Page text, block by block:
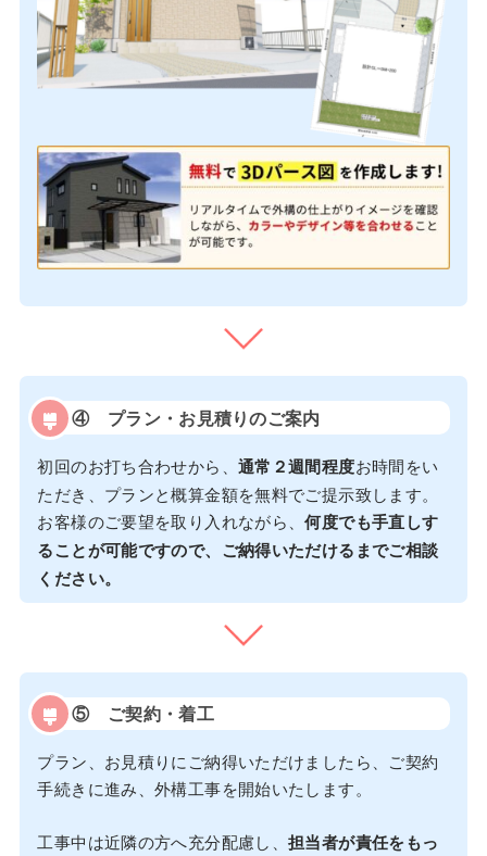
④ プラン・お見積りのご案内
初回のお打ち合わせから、 通常２週間程度お時間をい
ただき、プランと概算金額を無料でご提示致します。
お客様のご要望を取り入れながら、何度でも手直しす
ることが可能ですので、ご納得いただけるまでご相談
ください。
⑤ ご契約・着工
プラン、お見積りにご納得いただけましたら、ご契約
手続きに進み、外構工事を開始いたします。
工事中は近隣の方へ充分配慮し、担当者が責任をもっ